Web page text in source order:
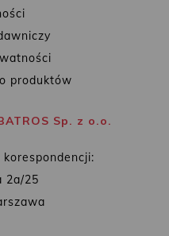
produktów
Sp. z o.o.
2a/25